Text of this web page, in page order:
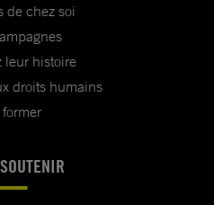
de chez soi
leur histoire
droits humains
former